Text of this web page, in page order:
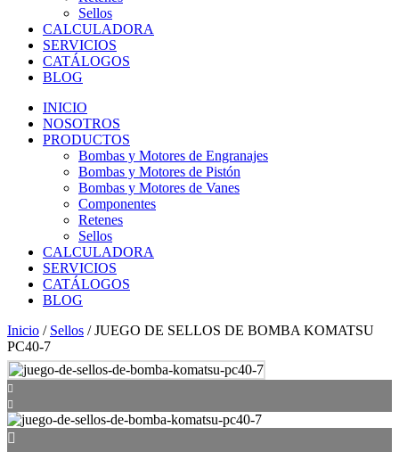
Sellos
CALCULADORA
SERVICIOS
CATÁLOGOS
BLOG
INICIO
NOSOTROS
PRODUCTOS
Bombas y Motores de Engranajes
Bombas y Motores de Pistón
Bombas y Motores de Vanes
Componentes
Retenes
Sellos
CALCULADORA
SERVICIOS
CATÁLOGOS
BLOG
Inicio / Sellos / JUEGO DE SELLOS DE BOMBA KOMATSU
PC40-7